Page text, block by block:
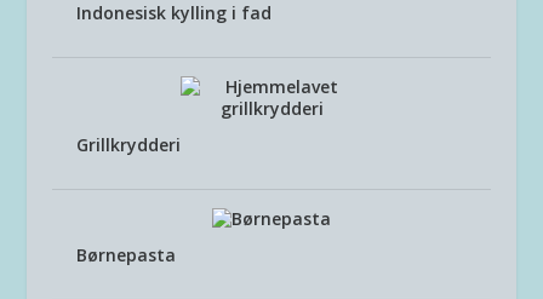
Indonesisk kylling i fad
Grillkrydderi
Børnepasta